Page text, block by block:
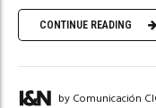
CONTINUE READING
by Comunicación